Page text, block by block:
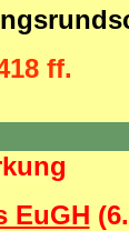
ff.
EuGH